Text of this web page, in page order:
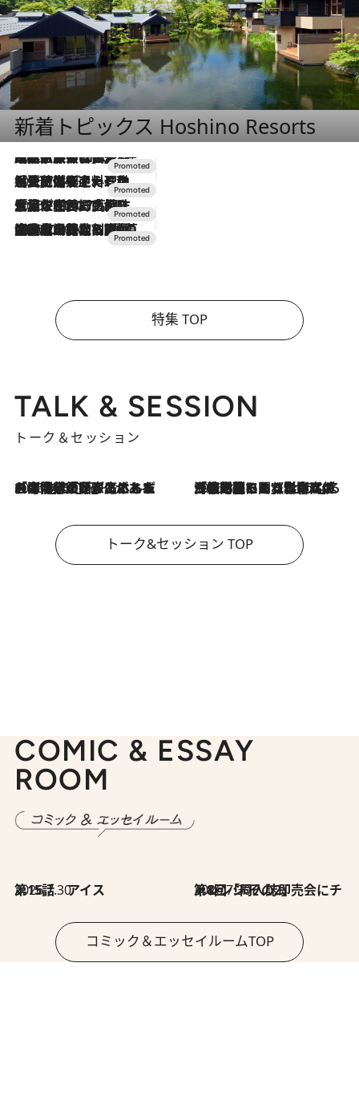
新着トピックス Hoshino Resorts
2026.7.31
【ホテル帰省】という選択肢をOMOが提案。家族とほどよい距離を保つには「昼は実家、夜は気兼ねなくホテルで！」
2026.7.24
【夏限定ディナーコース】旬を迎える稚鮎や花ズッキーニなどをイタリア・トスカーナの郷土料理の手法で満喫！
2026.7.17
「土佐和ハーブかき氷」がOMO7高知に登場！生姜、山椒、大葉など目にも舌にも涼を呼ぶ郷土の味
2026.7.10
NEW OPEN！【界 草津】名湯の地に誕生。趣の異なる2種の温泉と上州ならではの会席・蕎麦割烹など美食を味わう究極の癒やし旅
特集 TOP
TALK & SESSION
トーク＆セッション
2026.8.3
「今後値上げがあるとすれば…」「リスクがあるのは今年の冬」エネルギー専門家が語る、ホルムズ海峡封鎖が家庭にもたらす“ある心配” 2026.8.3
「住宅建てられない…」「サーチャージ料の高値が続いている」ホルムズ海峡封鎖による影響はいつまで続く？《エネルギー専門家に聞く“どうなる日本の暮らし”》
トーク&セッション TOP
COMIC & ESSAY
ROOM
2026.7.30
第15話 アイス 2026.7.30
第8回「同人誌即売会にチャレンジ その2」
コミック＆エッセイルームTOP